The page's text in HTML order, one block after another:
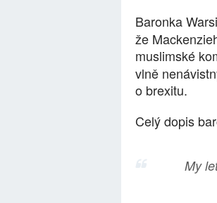
Baronka
že
muslimské
vlně
o brexitu.
Celý dopis
My